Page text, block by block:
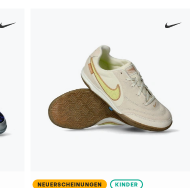
NEUERSCHEINUNGEN KINDER